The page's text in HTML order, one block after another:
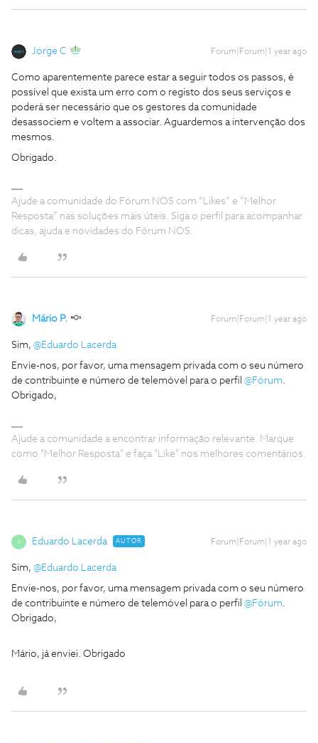
Jorge C Forum|Forum|1 year ago
Como aparentemente parece estar a seguir todos os passos, é
possível que exista um erro com o registo dos seus serviços e
poderá ser necessário que os gestores da comunidade
desassociem e voltem a associar. Aguardemos a intervenção dos
mesmos.
Obrigado.
Ajude a comunidade do Fórum NOS com “Likes” e “Melhor
Resposta” nas soluções mais úteis. Siga o perfil para acompanhar
dicas, ajuda e novidades do Fórum NOS.
Mário P. Forum|Forum|1 year ago
Sim, ​ @Eduardo Lacerda
Envie-nos, por favor, uma mensagem privada com o seu número
de contribuinte e número de telemóvel para o perfil ​ @Fórum.
Obrigado,
Ajude a comunidade a encontrar informação relevante. Marque
como "Melhor Resposta" e faça "Like" nos melhores comentários.
E Eduardo Lacerda AUTOR Forum|Forum|1 year ago
Sim, ​ @Eduardo Lacerda
Envie-nos, por favor, uma mensagem privada com o seu número
de contribuinte e número de telemóvel para o perfil ​ @Fórum.
Obrigado,
Mário, já enviei. Obrigado